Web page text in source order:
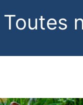
Toutes